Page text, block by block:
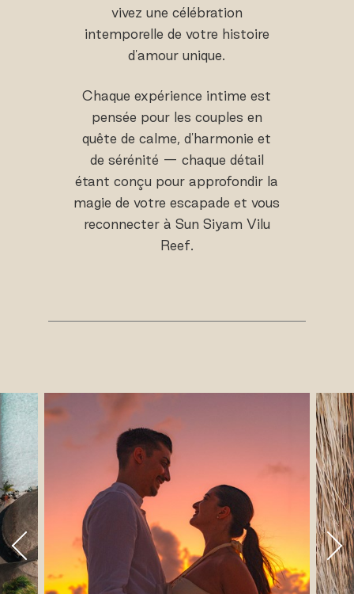
vivez une célébration
intemporelle de votre histoire
d'amour unique.
Chaque expérience intime est
pensée pour les couples en
quête de calme, d'harmonie et
de sérénité — chaque détail
étant conçu pour approfondir la
magie de votre escapade et vous
reconnecter à Sun Siyam Vilu
Reef.